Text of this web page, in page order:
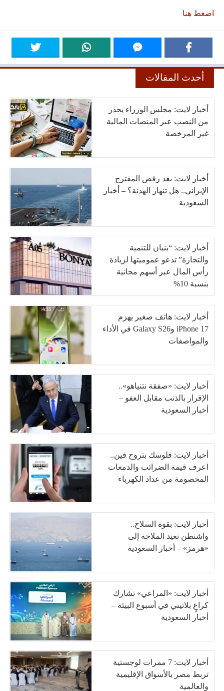
اضغط هنا
أحدث المقالات
أخبار لايت: مجلس الوزراء يحذر
من النصب عبر المنصات المالية
غير المرخصة
أخبار لايت: بعد رفض المقترح
الإيراني.. هل تنهار الهدنة؟ – أخبار
السعودية
أخبار لايت: “بنيان للتنمية
والتجارة” تدعو عموميتها لزيادة
رأس المال عبر أسهم مجانية
بنسبة 10%
أخبار لايت: هاتف صغير يهزم
iPhone 17 وGalaxy S26 في الأداء
والمواصفات
أخبار لايت: «صفقة نتنياهو»..
الإقرار بالذنب مقابل العفو –
أخبار السعودية
أخبار لايت: فلوسك بتروح فين..
اعرف قيمة الضرائب والدمغات
المخصومة من عداد الكهرباء
أخبار لايت: بقوة السلاح..
واشنطن تعيد الملاحة إلى
«هرمز» – أخبار السعودية
أخبار لايت: «المراعي» تشارك
كراعٍ بلاتيني في أسبوع البيئة –
أخبار السعودية
أخبار لايت: 7 ممرات لوجستية
تربط مصر بالأسواق الإقليمية
والعالمية